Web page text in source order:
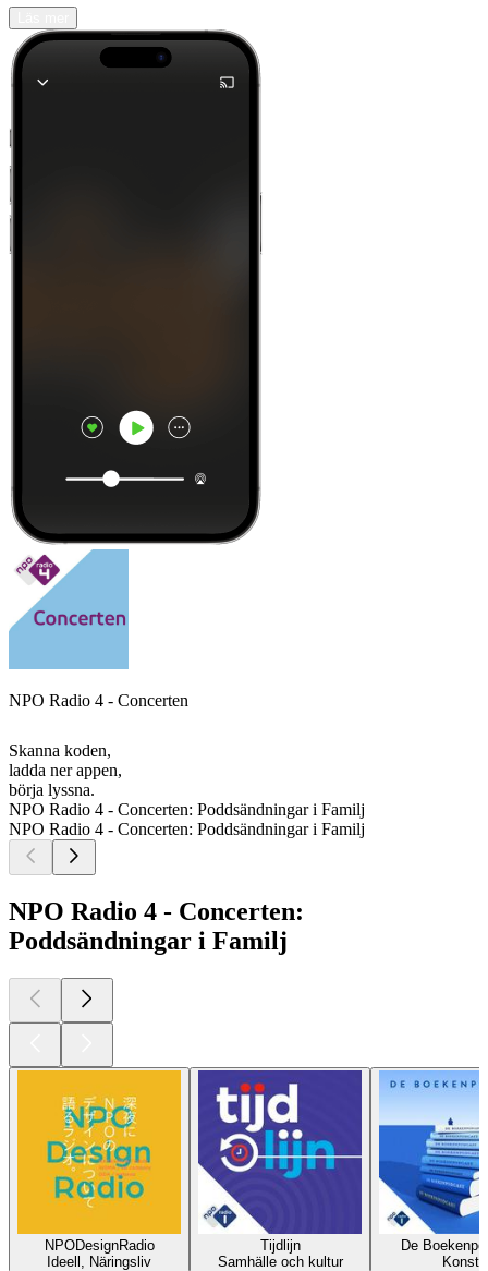
NPO Radio 4 - Concerten
Skanna koden,
ladda ner appen,
börja lyssna.
NPO Radio 4 - Concerten: Poddsändningar i Familj
NPO Radio 4 - Concerten: Poddsändningar i Familj
NPO Radio 4 - Concerten:
Poddsändningar i Familj
NPODesignRadio
Ideell, Näringsliv
Tijdlijn
Samhälle och kultur
De
Konst